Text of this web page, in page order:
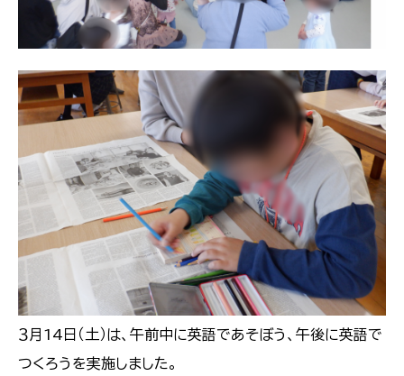
３月14日（土）は、午前中に英語であそぼう、午後に英語で
つくろうを実施しました。